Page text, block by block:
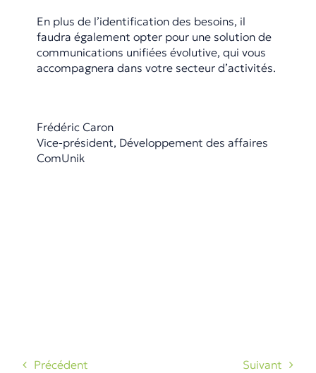
En plus de l’identification des besoins, il
faudra également opter pour une solution de
communications unifiées évolutive, qui vous
accompagnera dans votre secteur d’activités.
Frédéric Caron
Vice-président, Développement des affaires
ComUnik
Précédent Suivant